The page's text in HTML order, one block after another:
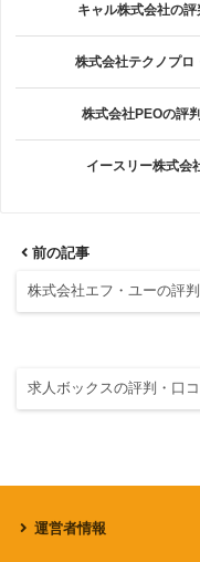
キャル株式会社の評
株式会社テクノプロ
株式会社PEOの評
イースリー株式会
前の記事
株式会社エフ・ユーの評
求人ボックスの評判・口コ
運営者情報